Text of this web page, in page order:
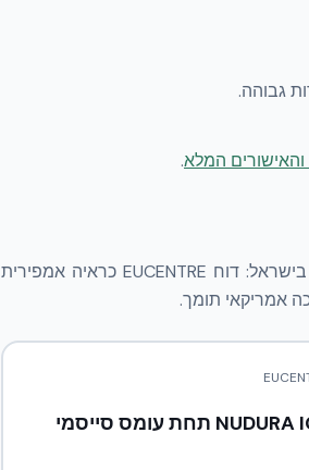
המלא.
ארבעה מסמכי מקור עיקריים מרכיבים את שכבת הראיה הסייסמית של NUDURA בישראל: דוח EUCENTRE כראיה אמפירית
דוח שולחן רעידות פאביה — קיר NUDURA ICF תחת עומס סייסמי